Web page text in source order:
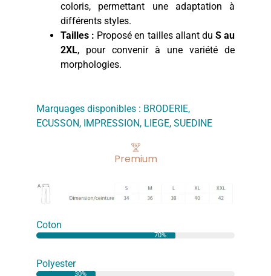
coloris, permettant une adaptation à
différents styles.
Tailles : Proposé en tailles allant du S au
2XL, pour convenir à une variété de
morphologies.
Marquages disponibles : BRODERIE,
ECUSSON, IMPRESSION, LIEGE, SUEDINE
Premium
Coton
70%
Polyester
30%